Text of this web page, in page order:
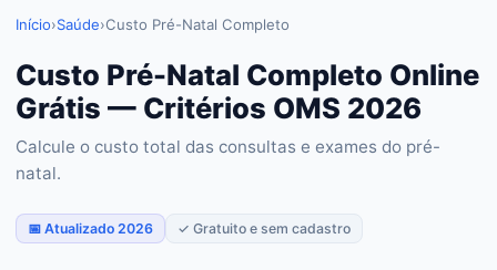
Início›Saúde›Custo Pré-Natal Completo
Custo Pré-Natal Completo Online
Grátis — Critérios OMS 2026
Calcule o custo total das consultas e exames do pré-
natal.
📅 Atualizado 2026 ✓ Gratuito e sem cadastro